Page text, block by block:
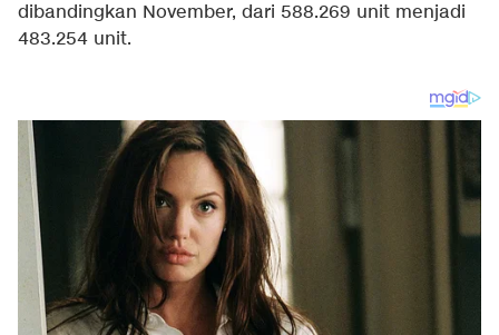
dibandingkan November, dari 588.269 unit menjadi
483.254 unit.